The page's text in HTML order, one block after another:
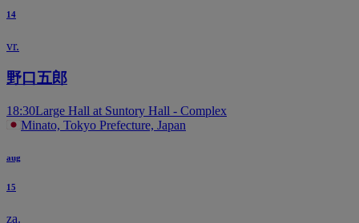
14
vr.
野口五郎
18:30Large Hall at Suntory Hall - Complex
Minato, Tokyo Prefecture, Japan
aug
15
za.